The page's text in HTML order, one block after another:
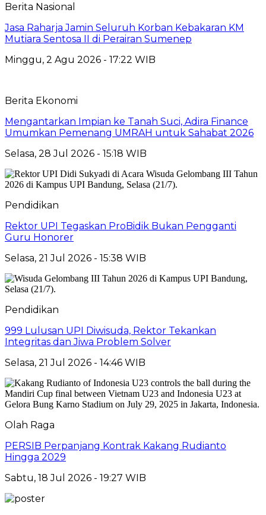
Berita Nasional
Jasa Raharja Jamin Seluruh Korban Kebakaran KM
Mutiara Sentosa II di Perairan Sumenep
Minggu, 2 Agu 2026 - 17:22 WIB
Berita Ekonomi
Mengantarkan Impian ke Tanah Suci, Adira Finance
Umumkan Pemenang UMRAH untuk Sahabat 2026
Selasa, 28 Jul 2026 - 15:18 WIB
Pendidikan
Rektor UPI Tegaskan ProBidik Bukan Pengganti
Guru Honorer
Selasa, 21 Jul 2026 - 15:38 WIB
Pendidikan
999 Lulusan UPI Diwisuda, Rektor Tekankan
Integritas dan Jiwa Problem Solver
Selasa, 21 Jul 2026 - 14:46 WIB
Olah Raga
PERSIB Perpanjang Kontrak Kakang Rudianto
Hingga 2029
Sabtu, 18 Jul 2026 - 19:27 WIB